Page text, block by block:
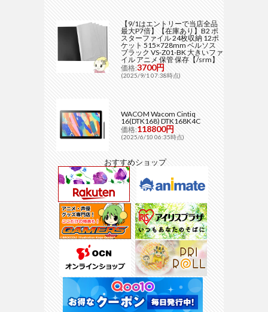
【9/1はエントリーで当店全品
最大P7倍】【在庫あり】B2 ポ
スターファイル 24枚収納 12ポ
ケット 515×728mm ベルソス
ブラック VS-Z01-BK 大きいファ
イル アニメ 保管 保存【/srm】
価格:3700円
(2025/9/1 07:38時点)
WACOM Wacom Cintiq
16(DTK168) DTK168K4C
価格:118800円
(2025/6/10 06:35時点)
おすすめショップ